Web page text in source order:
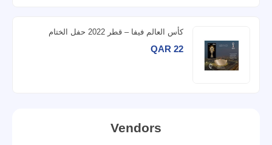
كأس العالم فيفا – قطر 2022 حفل الختام
QAR 22
Vendors